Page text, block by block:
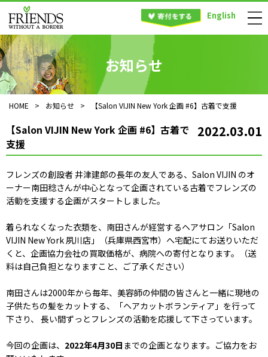
English
お知らせ
HOME > お知らせ > 【Salon VIJIN New York 企画 #6】古着で支援
【Salon VIJIN New York 企画 #6】古着で
支援
2022.03.01
フレンズの創設者 井津建郎の長年の友人である、Salon VIJIN のオ
ーナー南田稔さんが中心となって企画されている古着でフレンズの
活動を支援する企画がスタートしました。
着られなくなった衣類を、南田さんが経営するヘアサロン「Salon
VIJIN New York 夙川店」（兵庫県西宮市）へ宅配にてお送りいただ
くと、企画協力会社の買取価格が、病院への寄付となります。（送
料は自己負担となりますこと、ご了承ください）
南田さんは2000年から毎年、美容師の仲間の皆さんと一緒に現地の
子供たちの髪をカットする、「ヘアカットボランティア」を行って
下さり、 長い間ずっとフレンズの活動を応援して下さっています。
今回の企画は、 2022年4月30日 までの企画となります。ご協力をお